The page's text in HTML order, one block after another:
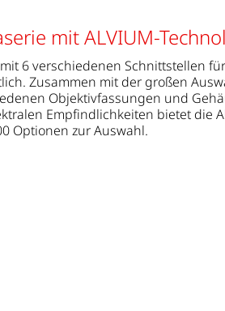
mit ALVIUM-
6 verschiedenen Schnittstellen
Zusammen mit der großen
Objektivfassungen und
Empfindlichkeiten bietet die
Optionen zur Auswahl.